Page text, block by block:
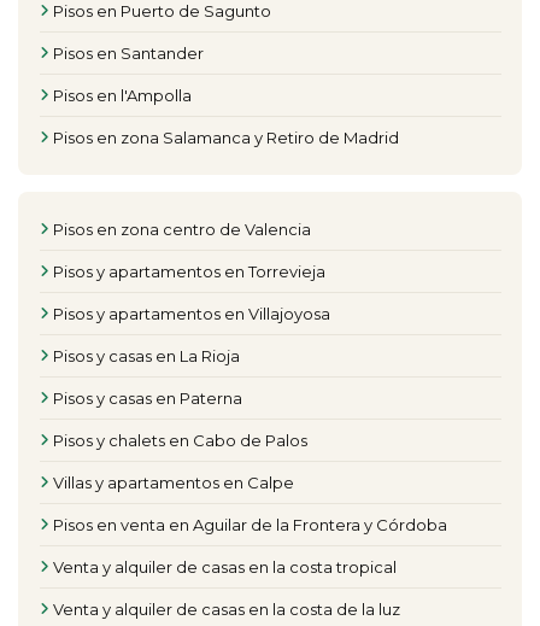
Pisos en Puerto de Sagunto
Pisos en Santander
Pisos en l'Ampolla
Pisos en zona Salamanca y Retiro de Madrid
Pisos en zona centro de Valencia
Pisos y apartamentos en Torrevieja
Pisos y apartamentos en Villajoyosa
Pisos y casas en La Rioja
Pisos y casas en Paterna
Pisos y chalets en Cabo de Palos
Villas y apartamentos en Calpe
Pisos en venta en Aguilar de la Frontera y Córdoba
Venta y alquiler de casas en la costa tropical
Venta y alquiler de casas en la costa de la luz